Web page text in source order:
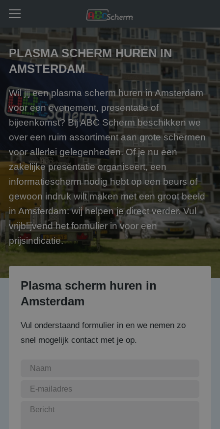
PLASMA SCHERM HUREN IN
AMSTERDAM
Wil jij een plasma scherm huren in Amsterdam
voor een evenement, presentatie of
bijeenkomst? Bij ABC Scherm beschikken we
over een ruim assortiment aan grote schermen
voor allerlei gelegenheden. Of je nu een
zakelijke presentatie organiseert, een
informatiescherm nodig hebt op een beurs of
gewoon indruk wilt maken met een groot beeld
in Amsterdam: wij helpen je direct verder. Vul
vrijblijvend het formulier in voor een
prijsindicatie.
Plasma scherm huren in
Amsterdam
Vul onderstaand formulier in en we nemen zo
snel mogelijk contact met je op.